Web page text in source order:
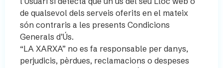
de qualsevol dels serveis oferits en el mateix
són contraris a les presents Condicions
Generals d’Ús.
“LA XARXA” no es fa responsable per danys,
perjudicis, pèrdues, reclamacions o despeses